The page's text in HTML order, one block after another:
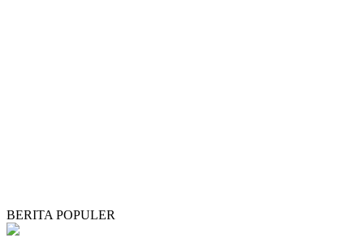
BERITA POPULER